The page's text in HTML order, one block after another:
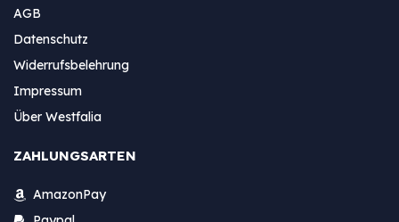
AGB
Datenschutz
Widerrufsbelehrung
Impressum
Über Westfalia
ZAHLUNGSARTEN
AmazonPay